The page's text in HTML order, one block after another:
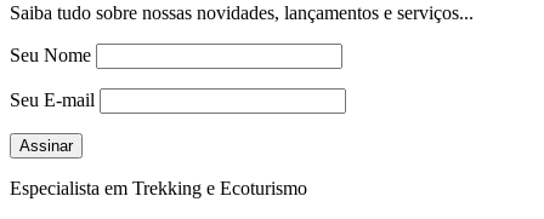
Saiba tudo sobre nossas novidades, lançamentos e serviços...
Seu Nome
Seu E-mail
Especialista em Trekking e Ecoturismo